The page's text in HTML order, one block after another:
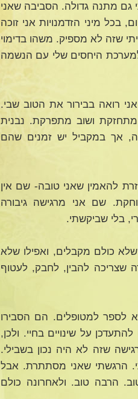
גם מתנה גדולה. הסביבה שאני
בכל מיני הזדמנויות אני זוכה
שזה לא מספיק. משהו בדימוי
למערכת היחסים שלי עם הנשמה
רואה בבירור את הטוב שבי.
ושוב מתפרקת. נבנית
אך במקביל יש זמנים שהם
להאמין שאני טובה- שם אין
שם אני מרגישה גיבורה
בלי שביקשתי.
שלא כולם מקבלים, ואפילו שלא
שצריכה להבין, לחבק, לעטוף
לספר למטופלים. הם הסבירו
על שינויים בחיי. ולכן,
שזה לא היה נכון בשבילי.
הרגשתי שאני מסתתרת. אבל
הרבה טוב. ולאחרונה כולם